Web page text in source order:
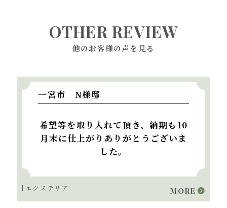
OTHER REVIEW
他のお客様の声を見る
一宮市 N様邸
希望等を取り入れて頂き、納期も10
月末に仕上がりありがとうございま
した。
エクステリア MORE